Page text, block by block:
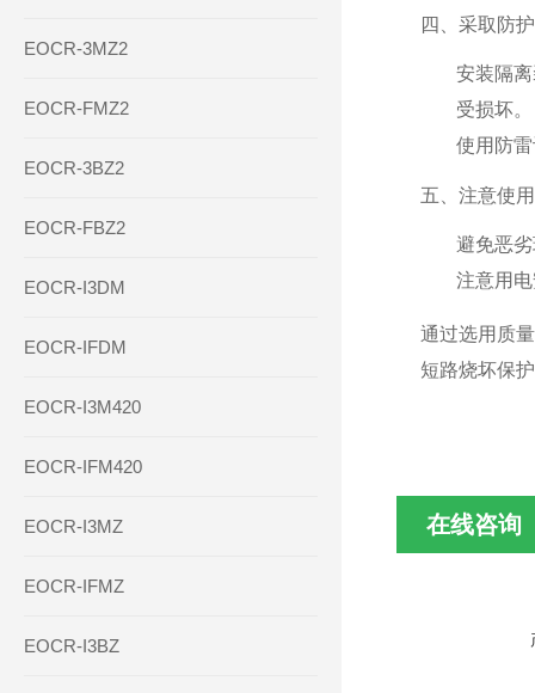
EOCR-3MZ2
EOCR-FMZ2
EOCR-3BZ2
EOCR-FBZ2
EOCR-I3DM
EOCR-IFDM
EOCR-I3M420
EOCR-IFM420
EOCR-I3MZ
EOCR-IFMZ
EOCR-I3BZ
四、采取防
安装隔
受损坏。
使用防
五、注意使
避免恶
注意用
通过选用质
短路烧坏保
在线咨询